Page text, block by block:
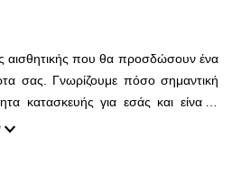
αισθητικής που θα προσδώσουν ένα
σας. Γνωρίζουμε πόσο σημαντική
κατασκευής για εσάς και είναι ο
έχουμε μια τεράστια ποικιλία